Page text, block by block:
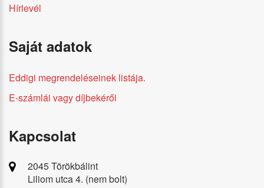
Hírlevél
Saját adatok
Eddigi megrendeléseinek listája.
E-számlái vagy díjbekérői
Kapcsolat
2045 Törökbálint
Liliom utca 4. (nem bolt)